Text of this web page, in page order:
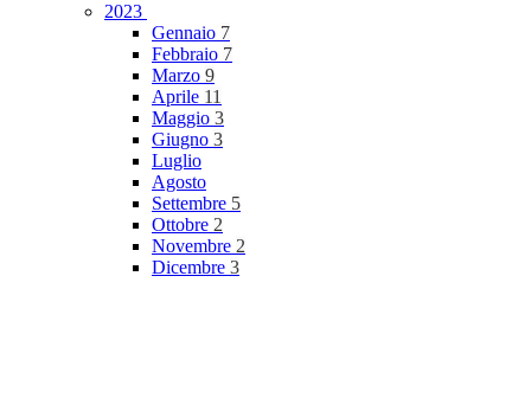
2023
Gennaio 7
Febbraio 7
Marzo 9
Aprile 11
Maggio 3
Giugno 3
Luglio
Agosto
Settembre 5
Ottobre 2
Novembre 2
Dicembre 3